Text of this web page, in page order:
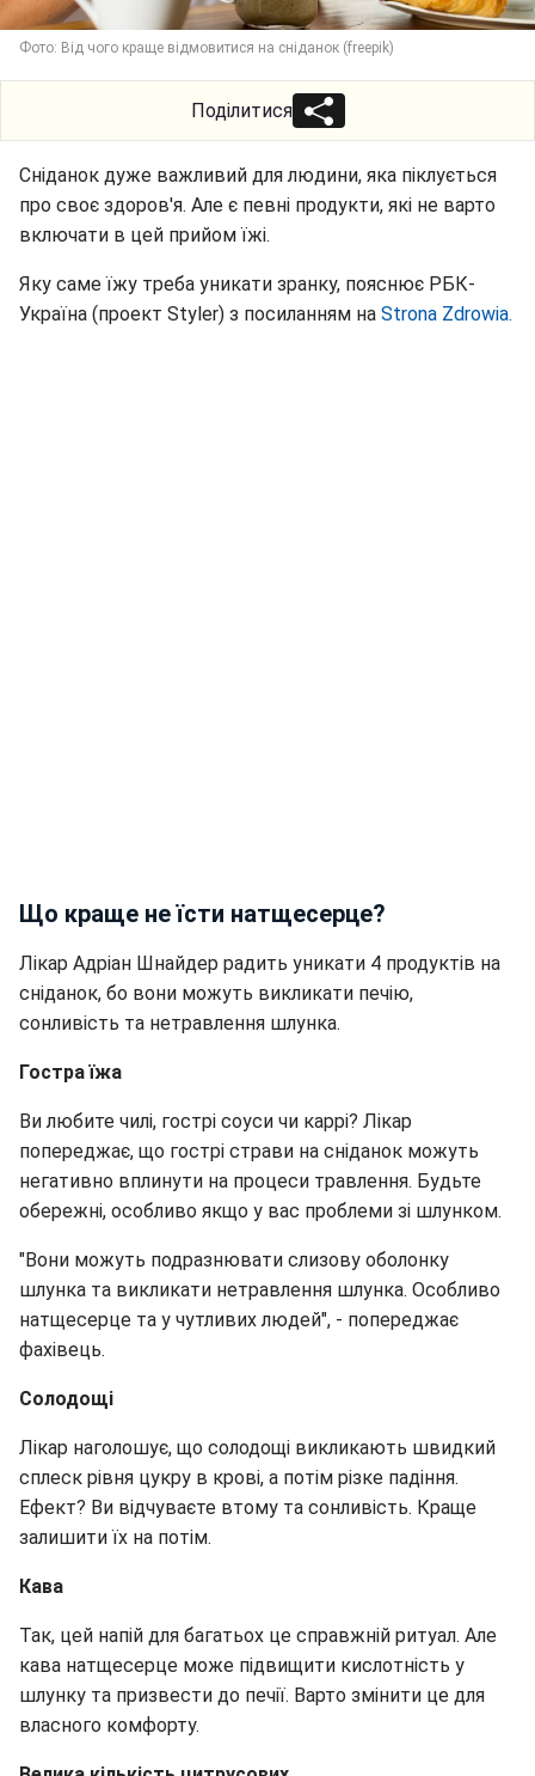
Фото: Від чого краще відмовитися на сніданок (freepik)
Поділитися
Сніданок дуже важливий для людини, яка піклується
про своє здоров'я. Але є певні продукти, які не варто
включати в цей прийом їжі.
Яку саме їжу треба уникати зранку, пояснює РБК-
Україна (проект Styler) з посиланням на Strona Zdrowia.
Що краще не їсти натщесерце?
Лікар Адріан Шнайдер радить уникати 4 продуктів на
сніданок, бо вони можуть викликати печію,
сонливість та нетравлення шлунка.
Гостра їжа
Ви любите чилі, гострі соуси чи каррі? Лікар
попереджає, що гострі страви на сніданок можуть
негативно вплинути на процеси травлення. Будьте
обережні, особливо якщо у вас проблеми зі шлунком.
"Вони можуть подразнювати слизову оболонку
шлунка та викликати нетравлення шлунка. Особливо
натщесерце та у чутливих людей", - попереджає
фахівець.
Солодощі
Лікар наголошує, що солодощі викликають швидкий
сплеск рівня цукру в крові, а потім різке падіння.
Ефект? Ви відчуваєте втому та сонливість. Краще
залишити їх на потім.
Кава
Так, цей напій для багатьох це справжній ритуал. Але
кава натщесерце може підвищити кислотність у
шлунку та призвести до печії. Варто змінити це для
власного комфорту.